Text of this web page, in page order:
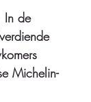
In de
Michelin-